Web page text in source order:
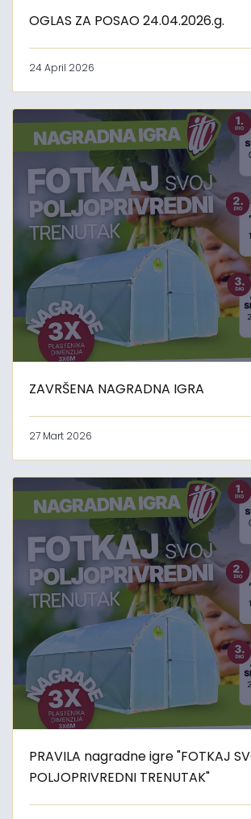
OGLAS ZA POSAO 24.04.2026.g.
24 April 2026
ZAVRŠENA NAGRADNA IGRA
27 Mart 2026
PRAVILA nagradne igre "FOTKAJ
POLJOPRIVREDNI TRENUTAK"